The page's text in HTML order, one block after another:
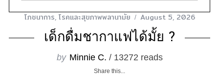
โภชนาการ, โรคและสุขภาพพลานามัย August 5, 2026
เด็กดื่มชากาแฟได้มั้ย ?
by Minnie C. / 13272 reads
Share this...